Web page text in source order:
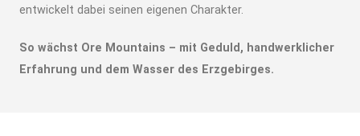
entwickelt dabei seinen eigenen Charakter.
So wächst Ore Mountains – mit Geduld, handwerklicher
Erfahrung und dem Wasser des Erzgebirges.